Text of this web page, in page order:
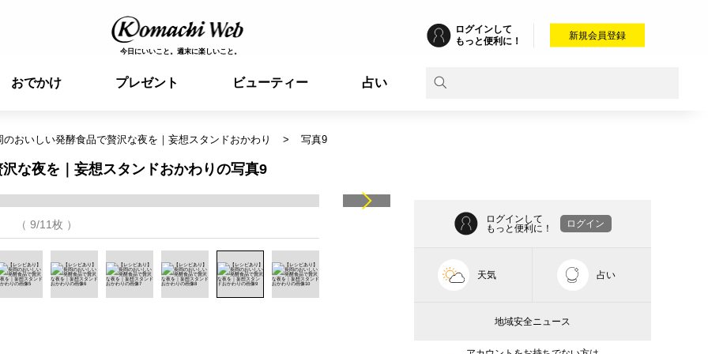
今日にいいこと。週末に楽しいこと。
ログインして
もっと便利に！
新規会員登録
おでかけ プレゼント ビューティー 占い
おいしい発酵食品で贅沢な夜を｜妄想スタンドおかわり 写真9
な夜を｜妄想スタンドおかわりの写真9
（ 9/11枚 ）
ログインして
もっと便利に！
ログイン
天気 占い
地域安全ニュース